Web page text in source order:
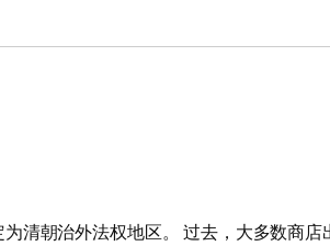
清朝治外法权地区。 过去，大多数商